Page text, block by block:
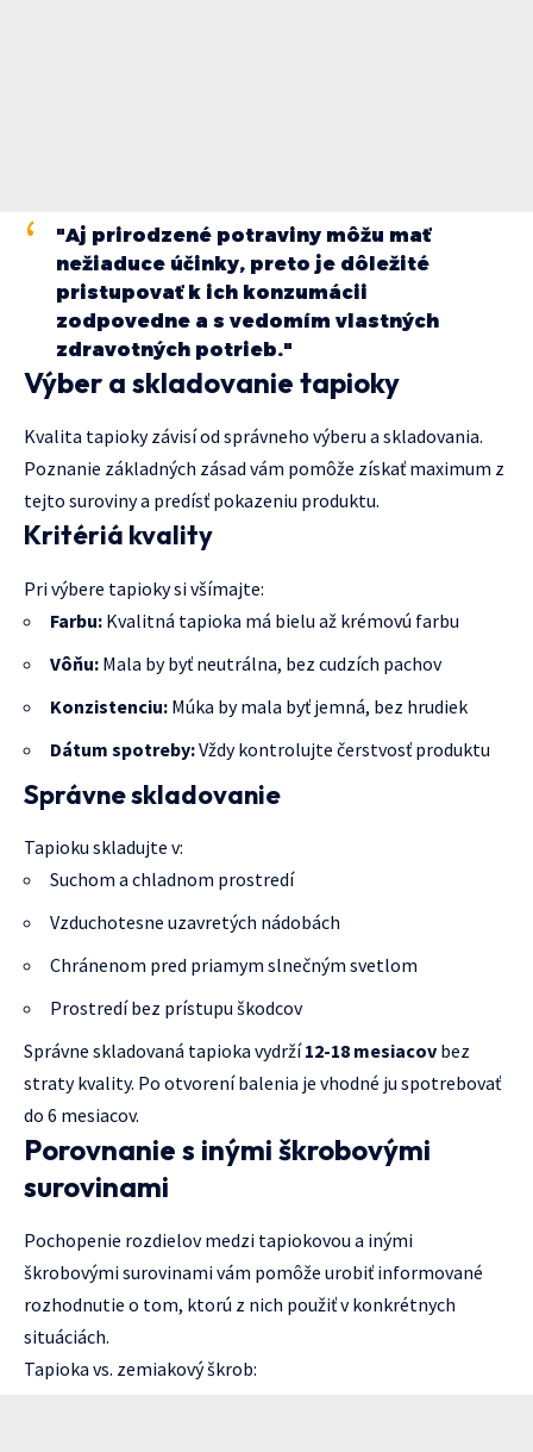
"Aj prirodzené potraviny môžu mať
nežiaduce účinky, preto je dôležité
pristupovať k ich konzumácii
zodpovedne a s vedomím vlastných
zdravotných potrieb."
Výber a skladovanie tapioky
Kvalita tapioky závisí od správneho výberu a skladovania.
Poznanie základných zásad vám pomôže získať maximum z
tejto suroviny a predísť pokazeniu produktu.
Kritériá kvality
Pri výbere tapioky si všímajte:
Farbu: Kvalitná tapioka má bielu až krémovú farbu
Vôňu: Mala by byť neutrálna, bez cudzích pachov
Konzistenciu: Múka by mala byť jemná, bez hrudiek
Dátum spotreby:Vždy kontrolujte čerstvosť produktu
Správne skladovanie
Tapioku skladujte v:
Suchom a chladnom prostredí
Vzduchotesne uzavretých nádobách
Chránenom pred priamym slnečným svetlom
Prostredí bez prístupu škodcov
Správne skladovaná tapioka vydrží12-18 mesiacov bez
straty kvality. Po otvorení balenia je vhodné ju spotrebovať
do 6 mesiacov.
Porovnanie s inými škrobovými
surovinami
Pochopenie rozdielov medzi tapiokovou a inými
škrobovými surovinami vám pomôže urobiť informované
rozhodnutie o tom, ktorú z nich použiť v konkrétnych
situáciách.
Tapioka vs. zemiakový škrob: